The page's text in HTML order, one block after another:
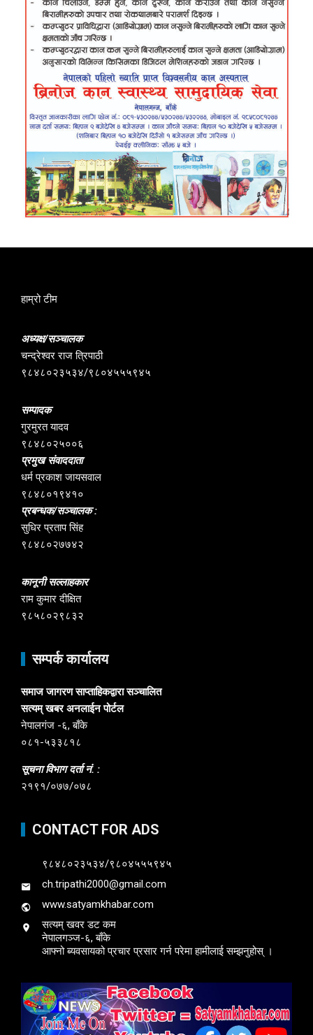
हाम्रो टीम
अध्यक्ष/सञ्चालक
चन्द्रेश्वर राज त्रिपाठी
९८४८०२३५३४/९८०४५५५९४५
सम्पादक
गुरमुरत यादव
९८४८०२५००६
प्रमुख संवाददाता
धर्म प्रकाश जायसवाल
९८४८०१९४१०
प्रबन्धक/सञ्चालक :
सुधिर प्रताप सिंह
९८४८०२७७४२
कानूनी सल्लाहकार
राम कुमार दीक्षित
९८५८०२९८३२
सम्पर्क कार्यालय
समाज जागरण साप्ताहिकद्वारा सञ्चालित
सत्यम् खबर अनलाईन पोर्टल
नेपालगंज -६, बाँके
०८१-५३३८१८
सूचना विभाग दर्ता नं. :
२१९१/०७७/०७८
CONTACT FOR ADS
९८४८०२३५३४/९८०४५५५९४५
ch.tripathi2000@gmail.com
www.satyamkhabar.com
सत्यम् खवर डट कम
नेपालगञ्ज-६, बाँके
आफ्नो ब्यवसायको प्रचार प्रसार गर्न परेमा हामीलाई सम्झनुहोस् ।